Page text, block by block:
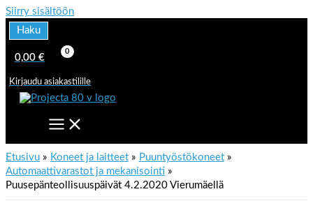
Siirry sisältöön
Haku
0,00 €
Kirjaudu asiakastilille
Etusivu Koneet ja laitteet
Puuntyöstökoneet
Automaattivarastot ja mekanisointi
Puusepänteollisuuspäivät 4.2.2020 Vierumäellä